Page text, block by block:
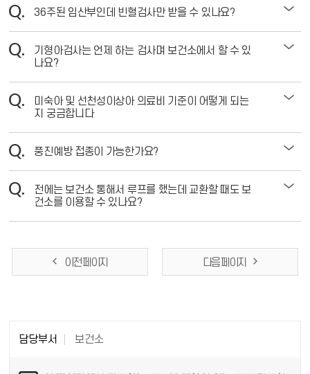
36주된 임산부인데 빈혈검사만 받을 수 있나요?
기형아검사는 언제 하는 검사며 보건소에서 할 수 있
나요?
미숙아 및 선천성이상아 의료비 기준이 어떻게 되는
지 궁금합니다
풍진예방 접종이 가능한가요?
전에는 보건소 통해서 루프를 했는데 교환할 때도 보
건소를 이용할 수 있나요?
이전 페이지 다음 페이지
담당부서 보건소